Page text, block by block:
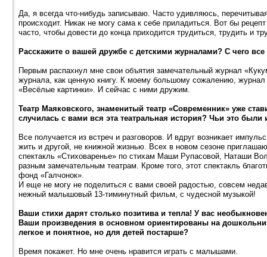
Да, я всегда что-нибудь записываю. Часто удивляюсь,
происходит. Никак не могу сама к себе приладиться. Вот бы
часто, чтобы довести до конца приходится трудиться, трудить и
Расскажите о вашей дружбе с детскими журналами? С чего
Первым распахнул мне свои объятия замечательный журнал
журнала, как ценную книгу. К моему большому сожалению,
«Весёлые картинки». И сейчас с ними дружим.
Театр Маяковского, знаменитый театр «Современник» уже
случилась с вами вся эта театральная история? Чьи это были
Все получается из встреч и разговоров. И вдруг возникает
жить и другой, не книжной жизнью. Всех в новом сезоне
спектакль «Стиховаренье» по стихам Маши Рупасовой, Наташи
разным замечательным театрам. Кроме того, этот спектакль
фонд «Галчонок».
И еще не могу не поделиться с вами своей радостью, совсем
нежный малышовый 13-тиминутный фильм, с чудесной музыкой!
Ваши стихи дарят столько позитива и тепла! У вас
Ваши произведения в основном ориентированы на
легкое и понятное, но для детей постарше?
Время покажет. Но мне очень нравится играть с малышами.